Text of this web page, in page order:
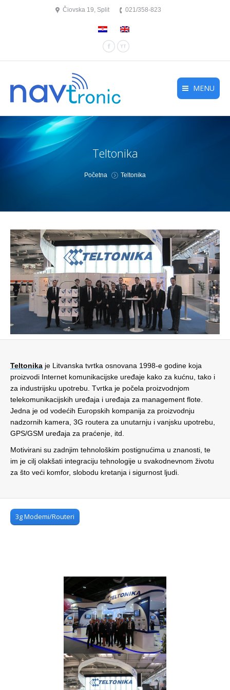
Čiovska 19, Split 021/358-823
FacebookYouTube
MENU
Teltonika
You are here:
Početna Teltonika
Teltonika je Litvanska tvrtka osnovana 1998-e godine koja
proizvodi Internet komunikacijske uređaje kako za kućnu, tako i
za industrijsku upotrebu. Tvrtka je počela proizvodnjom
telekomunikacijskih uređaja i uređaja za management flote.
Jedna je od vodećih Europskih kompanija za proizvodnju
nadzornih kamera, 3G routera za unutarnju i vanjsku upotrebu,
GPS/GSM uređaja za praćenje, itd.
Motivirani su zadnjim tehnološkim postignućima u znanosti, te
im je cilj olakšati integraciju tehnologije u svakodnevnom životu
za što veći komfor, slobodu kretanja i sigurnost ljudi.
3g Modemi/Routeri